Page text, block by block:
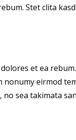
Stet clita
et ea
nonumy eirmod
sea takimata